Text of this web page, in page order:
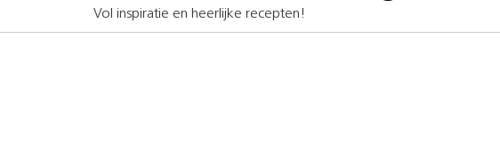
Vol inspiratie en heerlijke recepten!